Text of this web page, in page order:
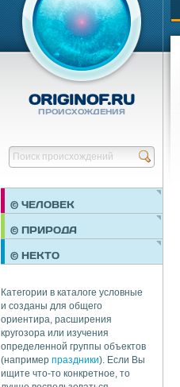
ORIGINOF.RU
ПРОИСХОЖДЕНИЯ
© ЧЕЛОВЕК
ПРАЗДНИКИ
ОБЩЕСТВО
© ПРИРОДА
© НЕКТО
Категории в каталоге условные
и созданы для общего
ориентира, расширения
кругозора или изучения
определенной группы объектов
(например праздники). Если Вы
ищите что-то конкретное, то